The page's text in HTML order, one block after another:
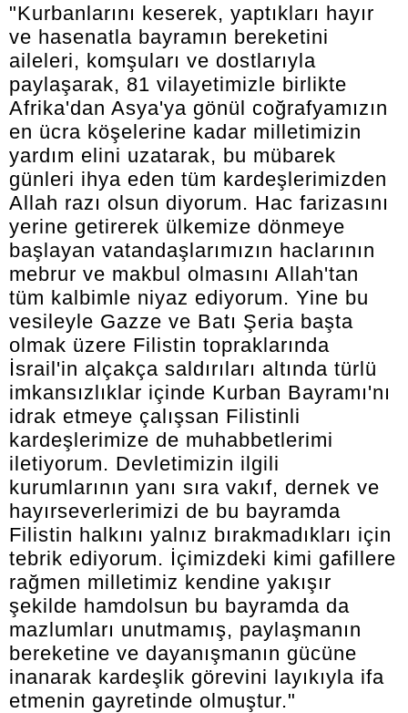
"Kurbanlarını keserek, yaptıkları hayır
ve hasenatla bayramın bereketini
aileleri, komşuları ve dostlarıyla
paylaşarak, 81 vilayetimizle birlikte
Afrika'dan Asya'ya gönül coğrafyamızın
en ücra köşelerine kadar milletimizin
yardım elini uzatarak, bu mübarek
günleri ihya eden tüm kardeşlerimizden
Allah razı olsun diyorum. Hac farizasını
yerine getirerek ülkemize dönmeye
başlayan vatandaşlarımızın haclarının
mebrur ve makbul olmasını Allah'tan
tüm kalbimle niyaz ediyorum. Yine bu
vesileyle Gazze ve Batı Şeria başta
olmak üzere Filistin topraklarında
İsrail'in alçakça saldırıları altında türlü
imkansızlıklar içinde Kurban Bayramı'nı
idrak etmeye çalışsan Filistinli
kardeşlerimize de muhabbetlerimi
iletiyorum. Devletimizin ilgili
kurumlarının yanı sıra vakıf, dernek ve
hayırseverlerimizi de bu bayramda
Filistin halkını yalnız bırakmadıkları için
tebrik ediyorum. İçimizdeki kimi gafillere
rağmen milletimiz kendine yakışır
şekilde hamdolsun bu bayramda da
mazlumları unutmamış, paylaşmanın
bereketine ve dayanışmanın gücüne
inanarak kardeşlik görevini layıkıyla ifa
etmenin gayretinde olmuştur."